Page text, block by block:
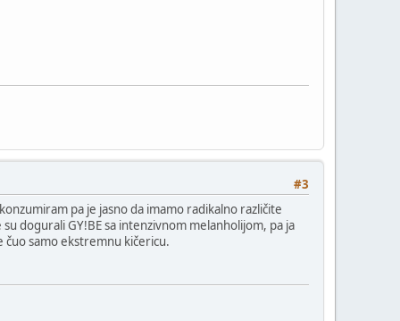
#3
pa je jasno da imamo radikalno različite
dogurali GY!BE sa intenzivnom melanholijom, pa ja
čuo samo ekstremnu kičericu.